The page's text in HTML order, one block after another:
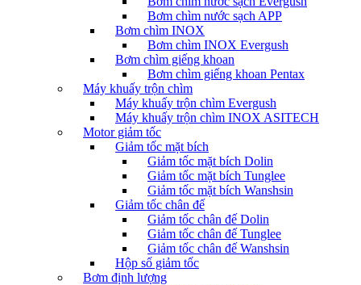
Bơm chìm nước sạch APP
Bơm chìm INOX
Bơm chìm INOX Evergush
Bơm chìm giếng khoan
Bơm chìm giếng khoan Pentax
Máy khuấy trộn chìm
Máy khuấy trộn chìm Evergush
Máy khuấy trộn chìm INOX ASITECH
Motor giảm tốc
Giảm tốc mặt bích
Giảm tốc mặt bích Dolin
Giảm tốc mặt bích Tunglee
Giảm tốc mặt bích Wanshsin
Giảm tốc chân đế
Giảm tốc chân đế Dolin
Giảm tốc chân đế Tunglee
Giảm tốc chân đế Wanshsin
Hộp số giảm tốc
Bơm định lượng